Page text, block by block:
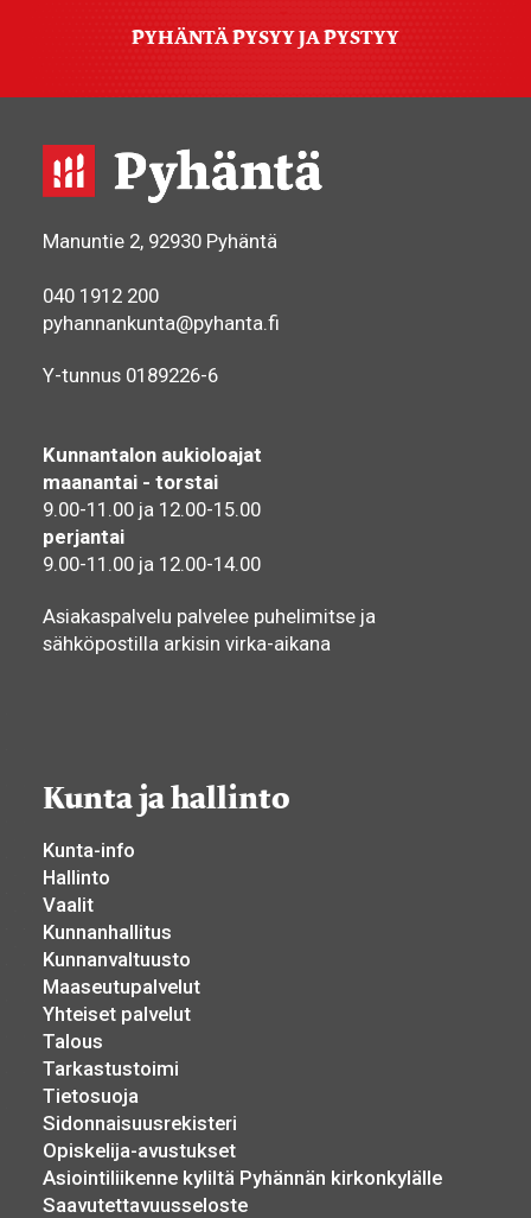
PYHÄNTÄ PYSYY JA PYSTYY
Manuntie 2, 92930 Pyhäntä
040 1912 200
pyhannankunta@pyhanta.fi
Y-tunnus 0189226-6
Kunnantalon aukioloajat
maanantai - torstai
9.00-11.00 ja 12.00-15.00
perjantai
9.00-11.00 ja 12.00-14.00
Asiakaspalvelu palvelee puhelimitse ja
sähköpostilla arkisin virka-aikana
Kunta ja hallinto
Kunta-info
Hallinto
Vaalit
Kunnanhallitus
Kunnanvaltuusto
Maaseutupalvelut
Yhteiset palvelut
Talous
Tarkastustoimi
Tietosuoja
Sidonnaisuusrekisteri
Opiskelija-avustukset
Asiointiliikenne kyliltä Pyhännän kirkonkylälle
Saavutettavuusseloste